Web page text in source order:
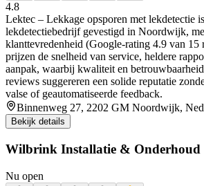
4.8
Lektec – Lekkage opsporen met lekdetectie
lekdetectiebedrijf gevestigd in Noordwijk,
klanttevredenheid (Google-rating 4.9 van 15
prijzen de snelheid van service, heldere
aanpak, waarbij kwaliteit en
reviews suggereren een solide reputatie
valse of geautomatiseerde feedback.
Binnenweg 27, 2202 GM Noordwijk,
Bekijk details
Wilbrink Installatie & Onderhoud
Nu open